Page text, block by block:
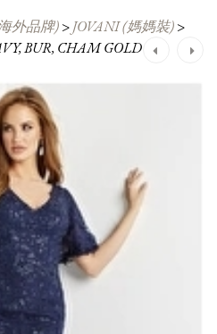
外品牌)>JOVANI (媽媽裝)>
BUR, CHAM GOLD
Post
navigation